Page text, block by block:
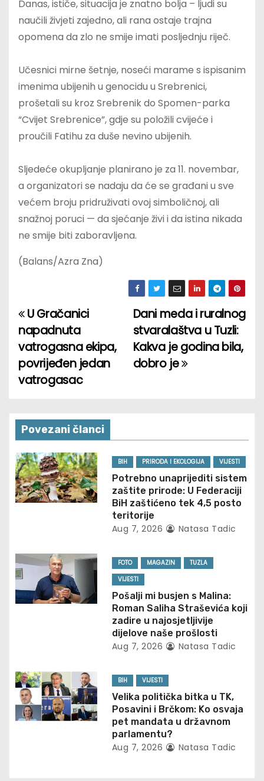
Danas, ističe, situacija je znatno bolja – ljudi su
naučili živjeti zajedno, ali rana ostaje trajna
opomena da zlo ne smije imati posljednju riječ.
Učesnici mirne šetnje, noseći marame s ispisanim
imenima ubijenih u genocidu u Srebrenici,
prošetali su kroz Srebrenik do Spomen-parka
“Cvijet Srebrenice”, gdje su položili cvijeće i
proučili Fatihu za duše nevino ubijenih.
Sljedeće okupljanje planirano je za 11. novembar,
a organizatori se nadaju da će se građani u sve
većem broju pridruživati ovoj simboličnoj, ali
snažnoj poruci — da sjećanje živi i da istina nikada
ne smije biti zaboravljena.
(Balans/Azra Zna)
P
o
s
n
a
v
i
t
i
Dani meda i ruralnog
stvaralaštva u Tuzli:
Kakva je godina bila,
dobro je
U Gračanici
napadnuta
vatrogasna ekipa,
povrijeđen jedan
vatrogasac
Povezani članci
BIH PRIRODA I EKOLOGIJA VIJESTI
Potrebno unaprijediti sistem
zaštite prirode: U Federaciji
BiH zaštićeno tek 4,5 posto
teritorije
Aug 7, 2026 Natasa Tadic
FOTO MAGAZIN
TUZLA
VIJESTI
Pošalji mi busjen s Malina:
Roman Saliha Straševića koji
zadire u najosjetljivije
dijelove naše prošlosti
Aug 7, 2026 Natasa Tadic
BIH VIJESTI
Velika politička bitka u TK,
Posavini i Brčkom: Ko osvaja
pet mandata u državnom
parlamentu?
Aug 7, 2026 Natasa Tadic